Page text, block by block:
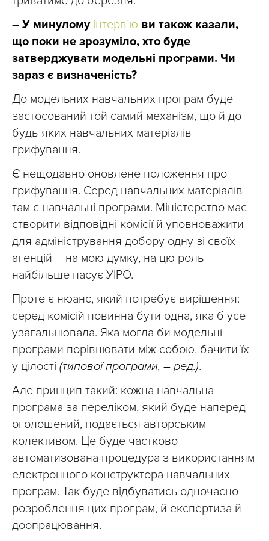
– У минулому інтерв’ю ви також казали,
що поки не зрозуміло, хто буде
затверджувати модельні програми. Чи
зараз є визначеність?
До модельних навчальних програм буде
застосований той самий механізм, що й до
будь-яких навчальних матеріалів –
грифування.
Є нещодавно оновлене положення про
грифування. Серед навчальних матеріалів
там є навчальні програми. Міністерство має
створити відповідні комісії й уповноважити
для адміністрування добору одну зі своїх
агенцій – на мою думку, на цю роль
найбільше пасує УІРО.
Проте є нюанс, який потребує вирішення:
серед комісій повинна бути одна, яка б усе
узагальнювала. Яка могла би модельні
програми порівнювати між собою, бачити їх
у цілості (типової програми, – ред.).
Але принцип такий: кожна навчальна
програма за переліком, який буде наперед
оголошений, подається авторським
колективом. Це буде частково
автоматизована процедура з використанням
електронного конструктора навчальних
програм. Так буде відбуватись одночасно
розроблення цих програм, й експертиза й
доопрацювання.